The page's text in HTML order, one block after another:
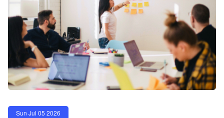
Sun Jul 05 2026